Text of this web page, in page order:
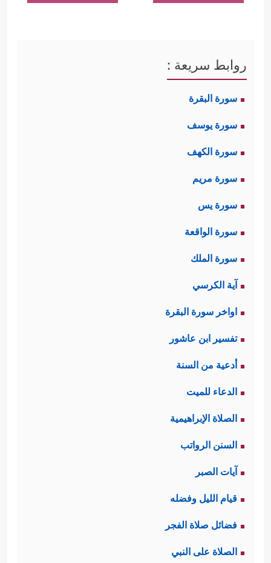
روابط سريعة :
سورة البقرة
سورة يوسف
سورة الكهف
سورة مريم
سورة يس
سورة الواقعة
سورة الملك
آية الكرسي
اواخر سورة البقرة
تفسير ابن عاشور
أدعية من السنة
الدعاء للميت
الصلاة الإبراهيمية
السنن الرواتب
آيات الصبر
قيام الليل وفضله
فضائل صلاة الفجر
الصلاة على النبي